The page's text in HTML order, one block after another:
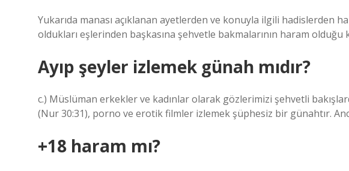
Yukarıda manası açıklanan ayetlerden ve konuyla ilgili hadislerden
oldukları eşlerinden başkasına şehvetle bakmalarının haram
Ayıp şeyler izlemek günah mıdır?
c.) Müslüman erkekler ve kadınlar olarak gözlerimizi şehvetli
(Nur 30:31), porno ve erotik filmler izlemek şüphesiz bir günahtır.
+18 haram mı?